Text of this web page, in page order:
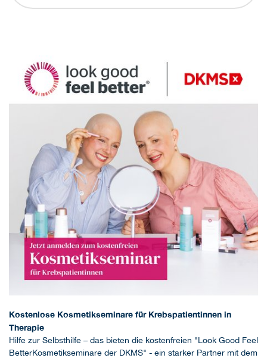
Kostenlose Kosmetikseminare für Krebspatientinnen in
Therapie
Hilfe zur Selbsthilfe – das bieten die kostenfreien "Look Good Feel
BetterKosmetikseminare der DKMS" - ein starker Partner mit dem